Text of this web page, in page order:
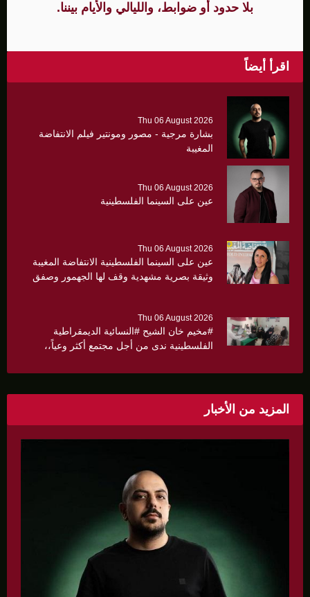
بلا حدود أو ضوابط، والليالي والأيام بيننا.
اقرأ أيضاً
Thu 06 August 2026
بشارة مرجية - مصور ومونتير فيلم الانتفاضة
المغيبة
Thu 06 August 2026
عين على السينما الفلسطينية
Thu 06 August 2026
عين على السينما الفلسطينية الانتفاضة المغيبة
وثيقة بصرية مشهدية وقف لها الجهمور وصفق
Thu 06 August 2026
#مخيم خان الشيح #النسائية الديمقراطية
الفلسطينية ندى من أجل مجتمع أكثر وعياً،،
بروشورات توعوية على سيدات الحي.
المزيد من الأخبار